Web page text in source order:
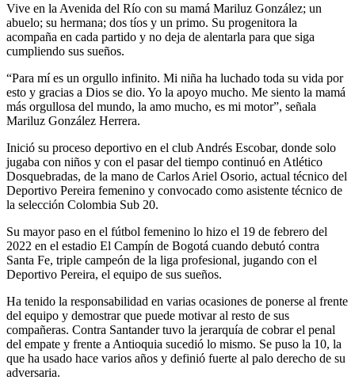
Vive en la Avenida del Río con su mamá Mariluz González; un
abuelo; su hermana; dos tíos y un primo. Su progenitora la
acompaña en cada partido y no deja de alentarla para que siga
cumpliendo sus sueños.
“Para mí es un orgullo infinito. Mi niña ha luchado toda su vida por
esto y gracias a Dios se dio. Yo la apoyo mucho. Me siento la mamá
más orgullosa del mundo, la amo mucho, es mi motor”, señala
Mariluz González Herrera.
Inició su proceso deportivo en el club Andrés Escobar, donde solo
jugaba con niños y con el pasar del tiempo continuó en Atlético
Dosquebradas, de la mano de Carlos Ariel Osorio, actual técnico del
Deportivo Pereira femenino y convocado como asistente técnico de
la selección Colombia Sub 20.
Su mayor paso en el fútbol femenino lo hizo el 19 de febrero del
2022 en el estadio El Campín de Bogotá cuando debutó contra
Santa Fe, triple campeón de la liga profesional, jugando con el
Deportivo Pereira, el equipo de sus sueños.
Ha tenido la responsabilidad en varias ocasiones de ponerse al frente
del equipo y demostrar que puede motivar al resto de sus
compañeras. Contra Santander tuvo la jerarquía de cobrar el penal
del empate y frente a Antioquia sucedió lo mismo. Se puso la 10, la
que ha usado hace varios años y definió fuerte al palo derecho de su
adversaria.